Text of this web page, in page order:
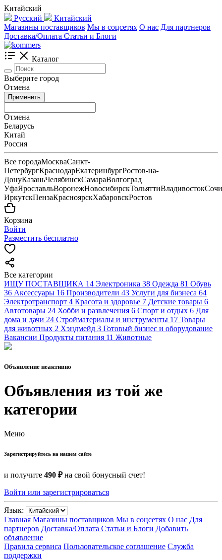
Китайский
Русский
Китайский
Магазины поставщиков Мы в соцсетях О нас Для партнеров
Доставка/Оплата Статьи и Блоги
Каталог
Выберите город
Отмена
Применить
Отмена
Беларусь
Китай
Россия
Все городаМоскваСанкт-
ПетербургКраснодарЕкатеринбургРостов-на-
ДонуКазаньЧелябинскСамараВолгоград
УфаЯрославльВоронежНовосибирскТольяттиВладивостокСочи
ИркутскПензаКрасноярскХабаровскРостов
Корзина
Войти
Разместить бесплатно
Все категории
ИЩУ ПОСТАВЩИКА 14 Электроника 38 Одежда 81 Обувь
36 Аксессуары 16 Производители 43 Услуги для бизнеса 64
Электротранспорт 4 Красота и здоровье 7 Детские товары 6
Автотовары 24 Хобби и развлечения 6 Спорт и отдых 6 Для
дома и дачи 24 Стройматериалы и инструменты 17 Товары
для животных 2 Хэндмейд 3 Готовый бизнес и оборудование
Вакансии Продукты питания 11 Животные
Объявление неактивно
Объявления из той же
категории
Меню
Зарегистрируйтесь на нашем сайте
и получите 490 ₽на свой бонусный счет!
Войти или зарегистрироваться
Язык:
Главная Магазины поставщиков Мы в соцсетях О нас Для
партнеров Доставка/Оплата Статьи и Блоги Добавить
объявление
Правила сервиса Пользовательское соглашение Служба
поддержки